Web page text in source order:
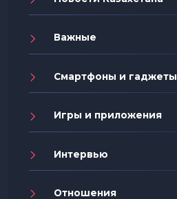
Важные
Смартфоны и гаджеты
Игры и приложения
Интервью
Отношения